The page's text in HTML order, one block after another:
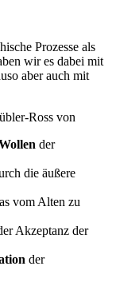
Prozesse als
wir es dabei mit
aber auch mit
Ross von
der
die äußere
vom Alten zu
Akzeptanz der
der